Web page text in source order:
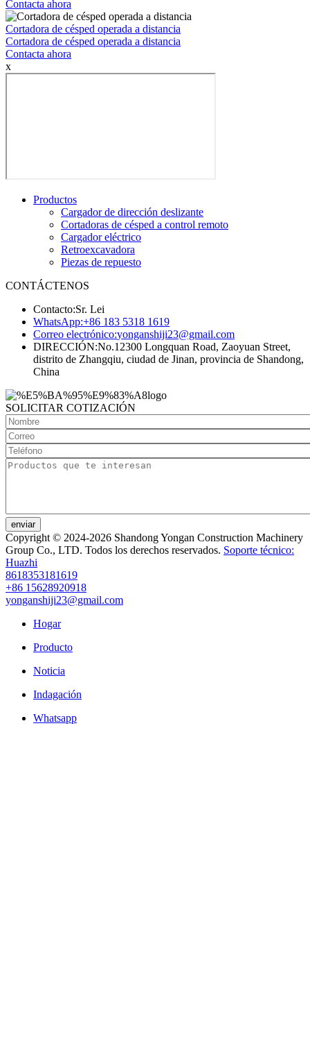
Contacta ahora
Cortadora de césped operada a distancia
Cortadora de césped operada a distancia
Contacta ahora
x
Productos
Cargador de dirección deslizante
Cortadoras de césped a control remoto
Cargador eléctrico
Retroexcavadora
Piezas de repuesto
CONTÁCTENOS
Contacto:Sr. Lei
WhatsApp:+86 183 5318 1619
Correo electrónico:yonganshiji23@gmail.com
DIRECCIÓN:No.12300 Longquan Road, Zaoyuan Street,
distrito de Zhangqiu, ciudad de Jinan, provincia de Shandong,
China
SOLICITAR COTIZACIÓN
enviar
Copyright © 2024-2026 Shandong Yongan Construction Machinery
Group Co., LTD. Todos los derechos reservados. Soporte técnico:
Huazhi
8618353181619
+86 15628920918
yonganshiji23@gmail.com
Hogar
Producto
Noticia
Indagación
Whatsapp